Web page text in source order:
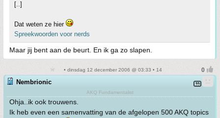
[..]
Dat weten ze hier
Spreekwoorden voor nerds
Maar jij bent aan de beurt. En ik ga zo slapen.
• dinsdag 12 december 2006 @ 03:33 • 14
Nembrionic
AKQ Fundamentalist
Ohja..ik ook trouwens.
Ik heb even een samenvatting van de afgelopen 500 AKQ topics